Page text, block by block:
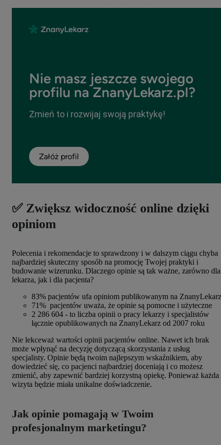
Nie masz jeszcze swojego
profilu na ZnanyLekarz.pl?
Zmień to i rozwijaj swoją praktykę!
Załóż profil
✅ Zwiększ widoczność online dzięki
opiniom
Polecenia i rekomendacje to sprawdzony i w dalszym ciągu chyba
najbardziej skuteczny sposób na promocję Twojej praktyki i
budowanie wizerunku. Dlaczego opinie są tak ważne, zarówno dla
lekarza, jak i dla pacjenta?
83% pacjentów ufa opiniom publikowanym na ZnanyLekarz
71% pacjentów uważa, że opinie są pomocne i użyteczne
2 286 604 - to liczba opinii o pracy lekarzy i specjalistów
łącznie opublikowanych na ZnanyLekarz od 2007 roku
Nie lekceważ wartości opinii pacjentów online. Nawet ich brak
może wpłynąć na decyzję dotyczącą skorzystania z usług
specjalisty. Opinie będą twoim najlepszym wskaźnikiem, aby
dowiedzieć się, co pacjenci najbardziej doceniają i co możesz
zmienić, aby zapewnić bardziej korzystną opiekę. Ponieważ każda
wizyta będzie miała unikalne doświadczenie.
Jak opinie pomagają w Twoim
profesjonalnym marketingu?